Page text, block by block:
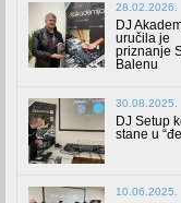
28.02.2026.
DJ
uručila je
priznanje
Balenu
30.08.2025.
DJ Setup
stane u
10.06.2025.